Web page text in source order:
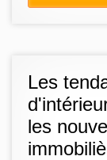
Les
les